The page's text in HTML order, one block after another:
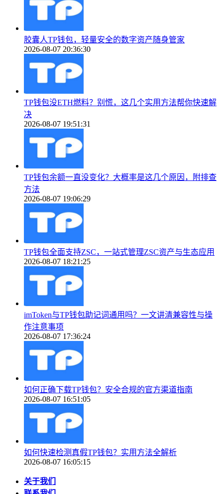
胶囊人TP钱包，轻量安全的数字资产随身管家
2026-08-07 20:36:30
TP钱包没ETH燃料？别慌，这几个实用方法帮你快速解
决
2026-08-07 19:51:31
TP钱包余额一直没变化？大概率是这几个原因，附排查
方法
2026-08-07 19:06:29
TP钱包全面支持ZSC，一站式管理ZSC资产与生态应用
2026-08-07 18:21:25
imToken与TP钱包助记词通用吗？一文讲清兼容性与操
作注意事项
2026-08-07 17:36:24
如何正确下载TP钱包？安全合规的官方渠道指南
2026-08-07 16:51:05
如何快速检测真假TP钱包？实用方法全解析
2026-08-07 16:05:15
关于我们